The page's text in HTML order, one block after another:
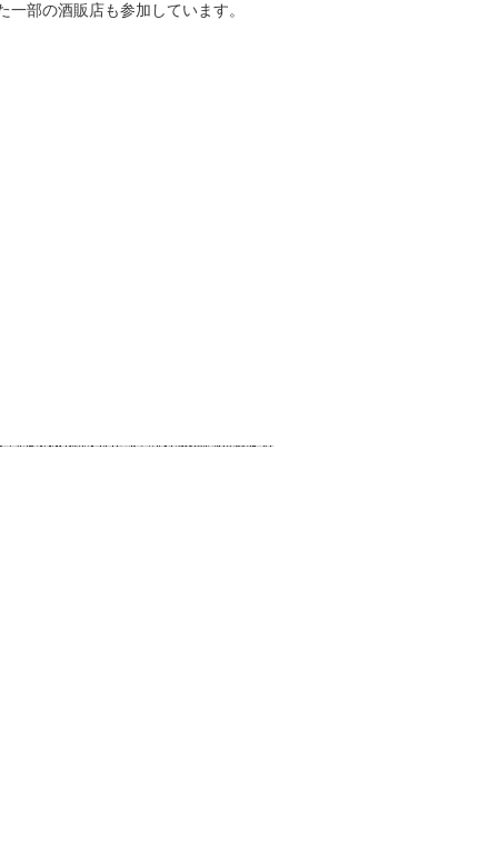
部の酒販店も参加しています。